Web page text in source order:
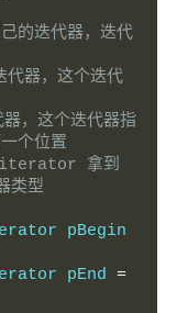
的迭代器，迭代
器，这个迭代
，这个迭代器指
个位置
拿到
类型
pEnd =